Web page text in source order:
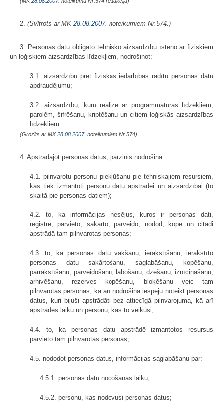
2. (Svītrots ar MK 28.08.2007. noteikumiem Nr.574.)
3. Personas datu obligāto tehnisko aizsardzību īsteno ar fiziskiem
un loģiskiem aizsardzības līdzekļiem, nodrošinot:
3.1. aizsardzību pret fiziskās iedarbības radītu personas datu
apdraudējumu;
3.2. aizsardzību, kuru realizē ar programmatūras līdzekļiem,
parolēm, šifrēšanu, kriptēšanu un citiem loģiskās aizsardzības
līdzekļiem.
(Grozīts ar MK28.08.2007. noteikumiem Nr.574)
4. Apstrādājot personas datus, pārzinis nodrošina:
4.1. pilnvarotu personu piekļūšanu pie tehniskajiem resursiem,
kas tiek izmantoti personu datu apstrādei un aizsardzībai (to
skaitā pie personas datiem);
4.2. to, ka informācijas nesējus, kuros ir personas dati,
reģistrē, pārvieto, sakārto, pārveido, nodod, kopē un citādi
apstrādā tam pilnvarotas personas;
4.3. to, ka personas datu vākšanu, ierakstīšanu, ierakstīto
personas datu sakārtošanu, saglabāšanu, kopēšanu,
pārrakstīšanu, pārveidošanu, labošanu, dzēšanu, iznīcināšanu,
arhivēšanu, rezerves kopēšanu, bloķēšanu veic tam
pilnvarotas personas, kā arī nodrošina iespēju noteikt personas
datus, kuri bijuši apstrādāti bez attiecīgā pilnvarojuma, kā arī
apstrādes laiku un personu, kas to veikusi;
4.4. to, ka personas datu apstrādē izmantotos resursus
pārvieto tam pilnvarotas personas;
4.5. nododot personas datus, informācijas saglabāšanu par:
4.5.1. personas datu nodošanas laiku;
4.5.2. personu, kas nodevusi personas datus;